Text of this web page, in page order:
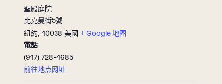
聖殿庭院
比克曼街5號
紐約, 10038 美國 + Google 地图
電話
(917) 728-4685
前往地点网址